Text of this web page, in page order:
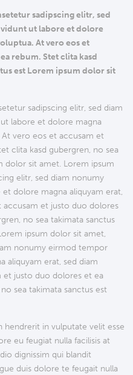
sadipscing elitr, sed
ut labore et dolore
At vero eos et
rebum. Stet clita kasd
est Lorem ipsum dolor sit
sadipscing elitr, sed diam
labore et dolore magna
vero eos et accusam et
clita kasd gubergren, no sea
dolor sit amet. Lorem ipsum
elitr, sed diam nonumy
dolore magna aliquyam erat,
accusam et justo duo dolores
no sea takimata sanctus
ipsum dolor sit amet,
nonumy eirmod tempor
aliquyam erat, sed diam
et justo duo dolores et ea
sea takimata sanctus est
in vulputate velit esse
eu feugiat nulla facilisis at
dignissim qui blandit
duis dolore te feugait nulla